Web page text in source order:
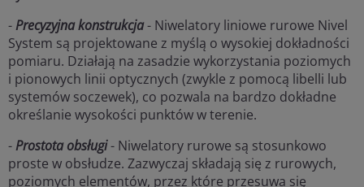
-Precyzyjna konstrukcja- Niwelatory liniowe rurowe Nivel
System są projektowane z myślą o wysokiej dokładności
pomiaru. Działają na zasadzie wykorzystania poziomych
i pionowych linii optycznych (zwykle z pomocą libelli lub
systemów soczewek), co pozwala na bardzo dokładne
określanie wysokości punktów w terenie.
-Prostota obsługi- Niwelatory rurowe są stosunkowo
proste w obsłudze. Zazwyczaj składają się z rurowych,
poziomych elementów, przez które przesuwa się